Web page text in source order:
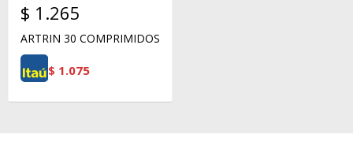
$ 1.265
ARTRIN 30 COMPRIMIDOS
$ 1.075